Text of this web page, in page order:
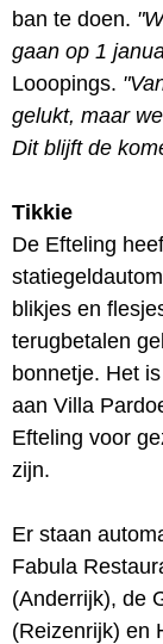
ban te doen.
gaan op 1
Looopings.
gelukt, maar
Dit blijft de
Tikkie
De Efteling
blikjes en
terugbetalen
bonnetje. Het
aan Villa
Efteling voor
zijn.
Er staan
Fabula
(Anderrijk), de
(Reizenrijk) en